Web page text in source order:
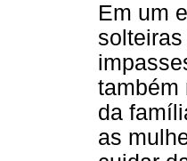
Em um
também
da
as